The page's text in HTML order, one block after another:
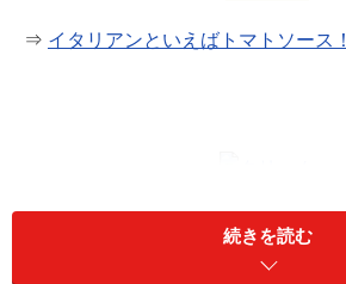
⇒ イタリアンといえばトマトソース！
コクのあるクリームソース！
続きを読む